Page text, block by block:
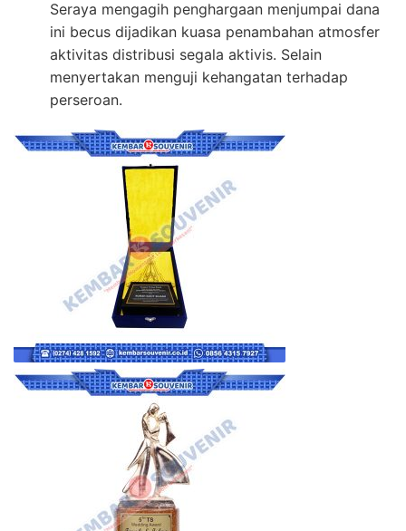
Seraya mengagih penghargaan menjumpai dana
ini becus dijadikan kuasa penambahan atmosfer
aktivitas distribusi segala aktivis. Selain
menyertakan menguji kehangatan terhadap
perseroan.